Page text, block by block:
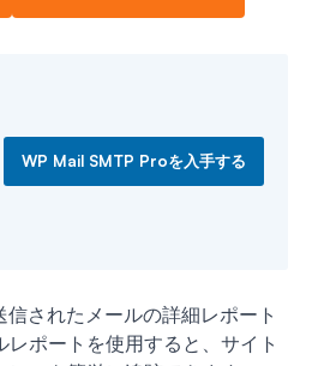
WP Mail SMTP Proを入手する
されたメールの詳細レポート
レポートを使用すると、サイト